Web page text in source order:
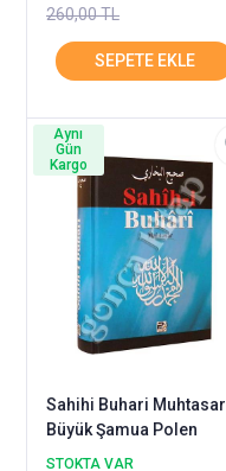
260,00 TL
Sahihi Buhari Muhtasar
Büyük Şamua Polen
STOKTA VAR
Aynı
Gün
Kargo